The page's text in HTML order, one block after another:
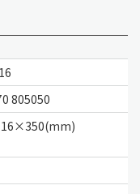
805050